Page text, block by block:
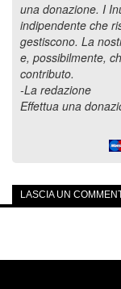
una donazione. I
indipendente che
gestiscono. La
e, possibilmente,
contributo.
-La redazione
Effettua una
LASCIA UN